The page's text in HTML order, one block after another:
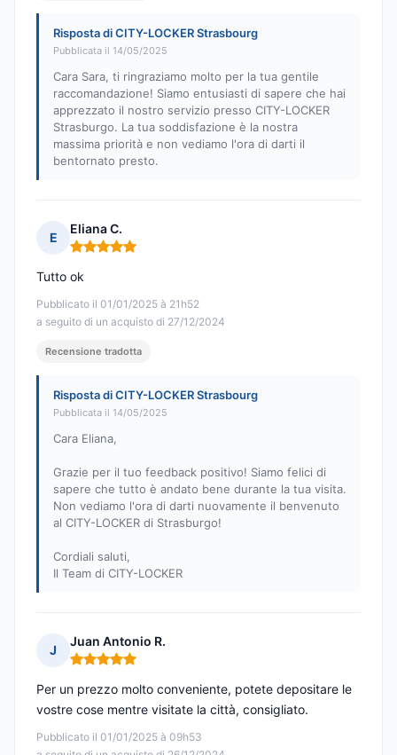
Risposta di CITY-LOCKER Strasbourg
Pubblicata il 14/05/2025
Cara Sara, ti ringraziamo molto per la tua gentile
raccomandazione! Siamo entusiasti di sapere che hai
apprezzato il nostro servizio presso CITY-LOCKER
Strasburgo. La tua soddisfazione è la nostra
massima priorità e non vediamo l'ora di darti il
bentornato presto.
E
Eliana C.
Nota: 5 su 5
Pubblicato il 01/01/2025 à 21h52
a seguito di un acquisto di 27/12/2024
Tutto ok
Recensione tradotta
Risposta di CITY-LOCKER Strasbourg
Pubblicata il 14/05/2025
Cara Eliana,
Grazie per il tuo feedback positivo! Siamo felici di
sapere che tutto è andato bene durante la tua visita.
Non vediamo l'ora di darti nuovamente il benvenuto
al CITY-LOCKER di Strasburgo!
Cordiali saluti,
Il Team di CITY-LOCKER
J
Juan Antonio R.
Nota: 5 su 5
Pubblicato il 01/01/2025 à 09h53
Per un prezzo molto conveniente, potete depositare le
vostre cose mentre visitate la città, consigliato.